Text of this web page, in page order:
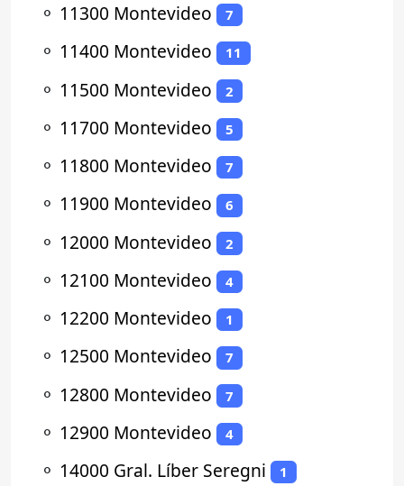
⚬ 11300 Montevideo 7
⚬ 11400 Montevideo 11
⚬ 11500 Montevideo 2
⚬ 11700 Montevideo 5
⚬ 11800 Montevideo 7
⚬ 11900 Montevideo 6
⚬ 12000 Montevideo 2
⚬ 12100 Montevideo 4
⚬ 12200 Montevideo 1
⚬ 12500 Montevideo 7
⚬ 12800 Montevideo 7
⚬ 12900 Montevideo 4
⚬ 14000 Gral. Líber Seregni 1